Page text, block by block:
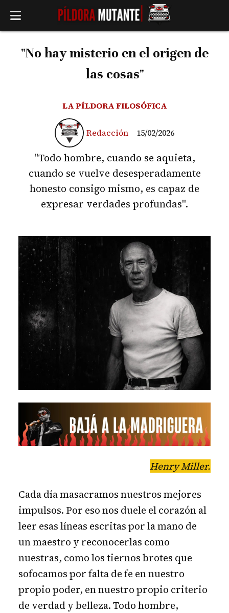
"No hay misterio en el origen de
las cosas"
"Todo hombre, cuando se aquieta,
cuando se vuelve desesperadamente
honesto consigo mismo, es capaz de
expresar verdades profundas".
LA PÍLDORA FILOSÓFICA
15/02/2026
Redacción
Henry Miller.
Cada día masacramos nuestros mejores
impulsos. Por eso nos duele el corazón al
leer esas líneas escritas por la mano de
un maestro y reconocerlas como
nuestras, como los tiernos brotes que
sofocamos por falta de fe en nuestro
propio poder, en nuestro propio criterio
de verdad y belleza. Todo hombre,